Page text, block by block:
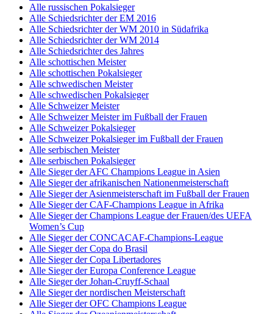
Alle russischen Pokalsieger
Alle Schiedsrichter der EM 2016
Alle Schiedsrichter der WM 2010 in Südafrika
Alle Schiedsrichter der WM 2014
Alle Schiedsrichter des Jahres
Alle schottischen Meister
Alle schottischen Pokalsieger
Alle schwedischen Meister
Alle schwedischen Pokalsieger
Alle Schweizer Meister
Alle Schweizer Meister im Fußball der Frauen
Alle Schweizer Pokalsieger
Alle Schweizer Pokalsieger im Fußball der Frauen
Alle serbischen Meister
Alle serbischen Pokalsieger
Alle Sieger der AFC Champions League in Asien
Alle Sieger der afrikanischen Nationenmeisterschaft
Alle Sieger der Asienmeisterschaft im Fußball der Frauen
Alle Sieger der CAF-Champions League in Afrika
Alle Sieger der Champions League der Frauen/des UEFA
Women’s Cup
Alle Sieger der CONCACAF-Champions-League
Alle Sieger der Copa do Brasil
Alle Sieger der Copa Libertadores
Alle Sieger der Europa Conference League
Alle Sieger der Johan-Cruyff-Schaal
Alle Sieger der nordischen Meisterschaft
Alle Sieger der OFC Champions League